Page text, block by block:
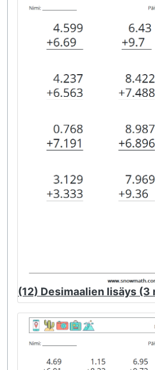
(12) Desimaalien lisäys (3